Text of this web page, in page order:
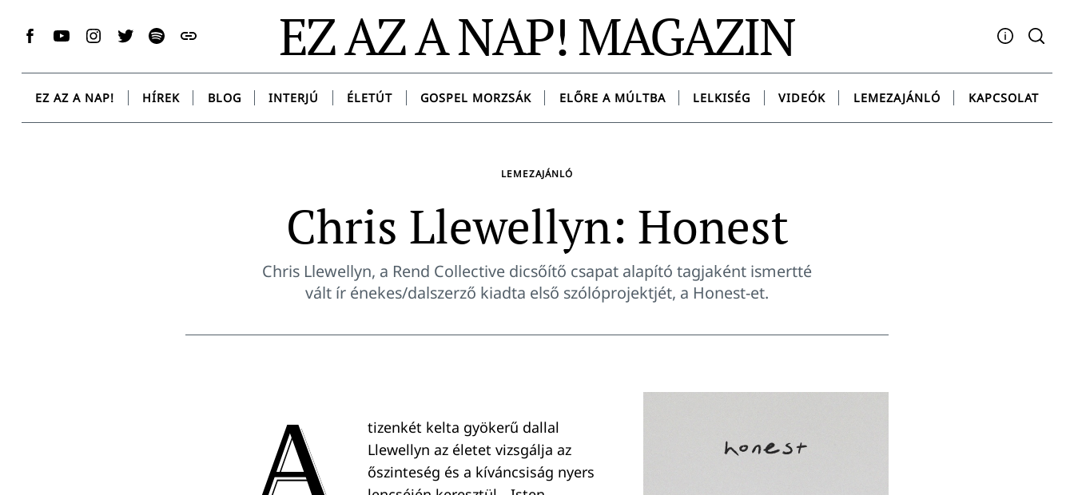
Facebook
YouTubeInstagram
TwitterSpotifyMessenger EZ AZ A NAP! MAGAZIN
Facebook
YouTubeInstagram
TwitterSpotify
EZ AZ A NAP! HÍREK BLOG INTERJÚ ÉLETÚT GOSPEL MORZSÁK ELŐRE A MÚLTBA LELKISÉG VIDEÓK LEMEZAJÁNLÓ KAPCSOLAT
LEMEZAJÁNLÓ
Chris Llewellyn: Honest
Chris Llewellyn, a Rend Collective dicsőítő csapat alapító tagjaként ismertté
vált ír énekes/dalszerző kiadta első szólóprojektjét, a Honest-et.
A
tizenkét kelta gyökerű dallal
Llewellyn az életet vizsgálja az
őszinteség és a kíváncsiság nyers